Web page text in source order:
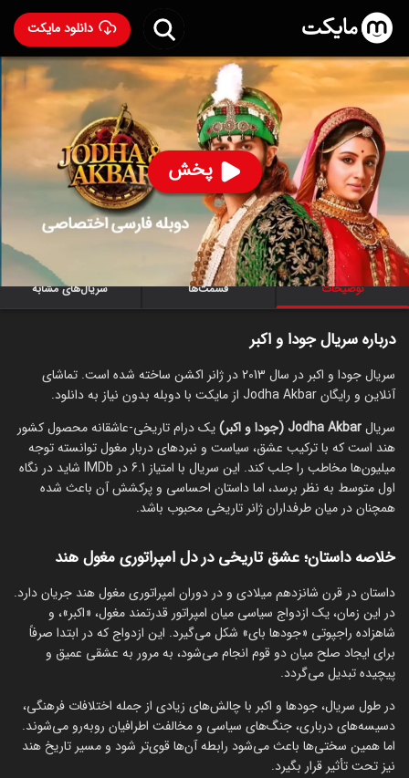
دانلود مایکت
پخش
سریال هندی جودا و اکبر با دوبله فارسی
- Jodha Akbar
2013
۱,۷۷۲ 90% ۵.۹
ساخت هند سال 2013
رده سنی ۱۸+
هندی
سریال اکشن درام
توضیحات قسمت‌ها سریال‌های مشابه
درباره سریال جودا و اکبر
سریال جودا و اکبر در سال 2013 در ژانر اکشن ساخته شده است. تماشای
آنلاین و رایگان Jodha Akbar از مایکت با دوبله بدون نیاز به دانلود.
سریالJodha Akbar (جودا و اکبر)
یک درام تاریخی-عاشقانه محصول کشور
هند است که با ترکیب عشق، سیاست و نبردهای دربار مغول توانسته توجه
میلیون‌ها مخاطب را جلب کند. این سریال با امتیاز 6.1 در IMDb شاید در نگاه
اول متوسط به نظر برسد، اما داستان احساسی و پرکشش آن باعث شده
همچنان در میان طرفداران ژانر تاریخی محبوب باشد.
خلاصه داستان؛ عشق تاریخی در دل امپراتوری مغول هند
داستان در قرن شانزدهم میلادی و در دوران امپراتوری مغول هند جریان دارد.
در این زمان، یک ازدواج سیاسی میان امپراتور قدرتمند مغول، «اکبر»، و
شاهزاده راجپوتی «جودها بای» شکل می‌گیرد. این ازدواج که در ابتدا صرفاً
برای ایجاد صلح میان دو قوم انجام می‌شود، به مرور به عشقی عمیق و
پیچیده تبدیل می‌گردد.
در طول سریال، جودها و اکبر با چالش‌های زیادی از جمله اختلافات فرهنگی،
دسیسه‌های درباری، جنگ‌های سیاسی و مخالفت اطرافیان روبه‌رو می‌شوند.
اما همین سختی‌ها باعث می‌شود رابطه آن‌ها قوی‌تر شود و مسیر تاریخ هند
نیز تحت تأثیر قرار بگیرد.